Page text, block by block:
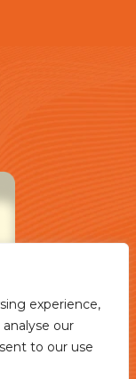
experience,
our
to our use